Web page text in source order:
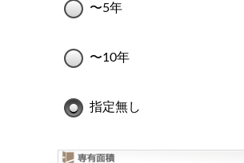
〜5年
〜10年
指定無し